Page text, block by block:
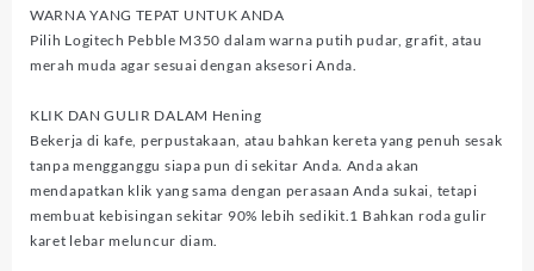
WARNA YANG TEPAT UNTUK ANDA
Pilih Logitech Pebble M350 dalam warna putih pudar, grafit, atau
merah muda agar sesuai dengan aksesori Anda.
KLIK DAN GULIR DALAM Hening
Bekerja di kafe, perpustakaan, atau bahkan kereta yang penuh sesak
tanpa mengganggu siapa pun di sekitar Anda. Anda akan
mendapatkan klik yang sama dengan perasaan Anda sukai, tetapi
membuat kebisingan sekitar 90% lebih sedikit.1 Bahkan roda gulir
karet lebar meluncur diam.